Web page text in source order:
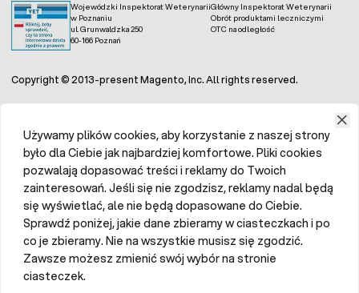
Wojewódzki Inspektorat Weterynarii
w Poznaniu
ul. Grunwaldzka 250
60-166 Poznań
Główny Inspektorat Weterynarii
Obrót produktami leczniczymi
OTC na odległość
Copyright © 2013-present Magento, Inc. All rights reserved.
Używamy plików cookies, aby korzystanie z naszej strony
było dla Ciebie jak najbardziej komfortowe. Pliki cookies
pozwalają dopasować treści i reklamy do Twoich
zainteresowań. Jeśli się nie zgodzisz, reklamy nadal będą
się wyświetlać, ale nie będą dopasowane do Ciebie.
Sprawdź poniżej, jakie dane zbieramy w ciasteczkach i po
co je zbieramy. Nie na wszystkie musisz się zgodzić.
Zawsze możesz zmienić swój wybór na stronie
ciasteczek.